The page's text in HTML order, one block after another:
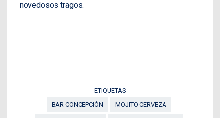
novedosos tragos.
ETIQUETAS
BAR CONCEPCIÓN
MOJITO CERVEZA